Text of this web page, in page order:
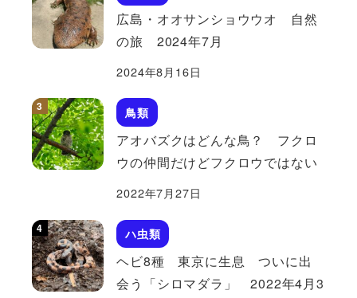
広島・オオサンショウウオ 自然
の旅 2024年7月
2024年8月16日
鳥類
アオバズクはどんな鳥？ フクロ
ウの仲間だけどフクロウではない
2022年7月27日
ハ虫類
ヘビ8種 東京に生息 ついに出
会う「シロマダラ」 2022年4月3